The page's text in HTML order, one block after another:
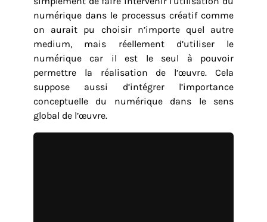
numérique dans le processus créatif comme
on aurait pu choisir n’importe quel autre
medium, mais réellement d’utiliser le
numérique car il est le seul à pouvoir
permettre la réalisation de l’œuvre. Cela
suppose aussi d’intégrer l’importance
conceptuelle du numérique dans le sens
global de l’œuvre.